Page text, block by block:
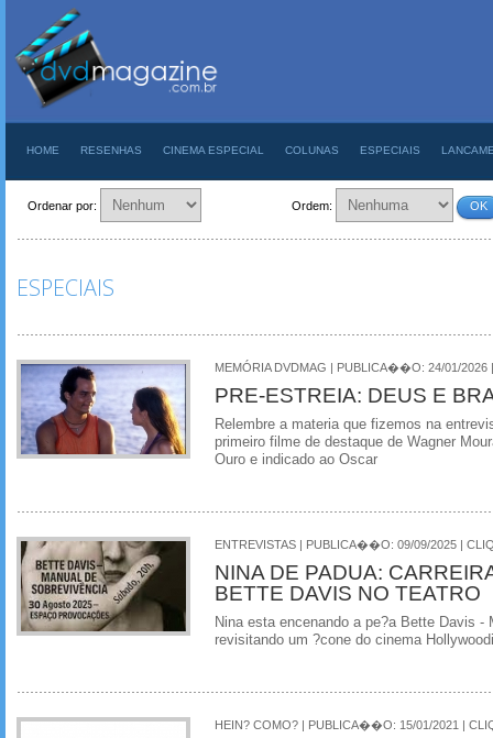
HOME RESENHAS CINEMA ESPECIAL COLUNAS ESPECIAIS
Ordenar por: Ordem: OK
ESPECIAIS
MEMÓRIA DVDMAG | PUBLICA��O: 24/01/2026
PRE-ESTREIA: DEUS E
Relembre a materia que fizemos na
primeiro filme de destaque de Wagner
Ouro e indicado ao Oscar
ENTREVISTAS | PUBLICA��O: 09/09/2025 |
NINA DE PADUA:
BETTE DAVIS NO TEATRO
Nina esta encenando a pe?a Bette Davis -
revisitando um ?cone do cinema
HEIN? COMO? | PUBLICA��O: 15/01/2021 |